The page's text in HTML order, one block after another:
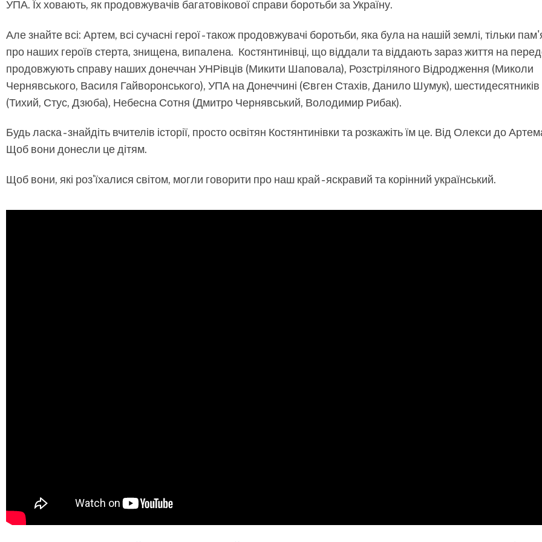
УПА. Їх ховають, як продовжувачів багатовікової справи боротьби за Україну.
Але знайте всі: Артем, всі сучасні герої - також продовжувачі боротьби, яка була на нашій землі, тільки
про наших героїв стерта, знищена, випалена. Костянтинівці, що віддали та віддають зараз життя на
продовжують справу наших донеччан УНРівців (Микити Шаповала), Розстріляного Відродження (Миколи
Чернявського, Василя Гайворонського), УПА на Донеччині (Євген Стахів, Данило Шумук), шестидесятників
(Тихий, Стус, Дзюба), Небесна Сотня (Дмитро Чернявський, Володимир Рибак).
Будь ласка - знайдіть вчителів історії, просто освітян Костянтинівки та розкажіть їм це. Від Олекси до
Щоб вони донесли це дітям.
Щоб вони, які роз'їхалися світом, могли говорити про наш край - яскравий та корінний український.